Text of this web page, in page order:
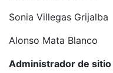
Sonia Villegas Grijalba
Alonso Mata Blanco
Administrador de